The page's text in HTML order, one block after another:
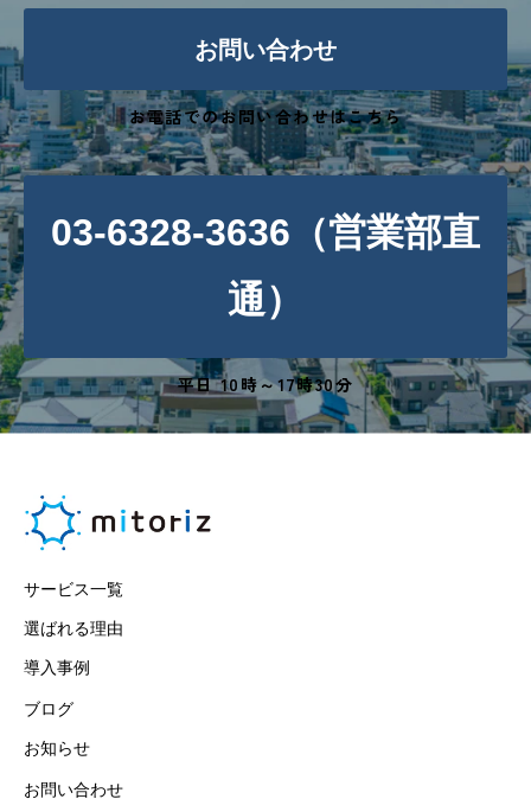
お問い合わせ
お電話でのお問い合わせはこちら
03-6328-3636（営業部直
通）
平日 10時～17時30分
サービス一覧
選ばれる理由
導入事例
ブログ
お知らせ
お問い合わせ